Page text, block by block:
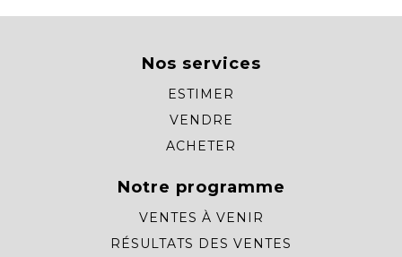
Nos services
ESTIMER
VENDRE
ACHETER
Notre programme
VENTES À VENIR
RÉSULTATS DES VENTES